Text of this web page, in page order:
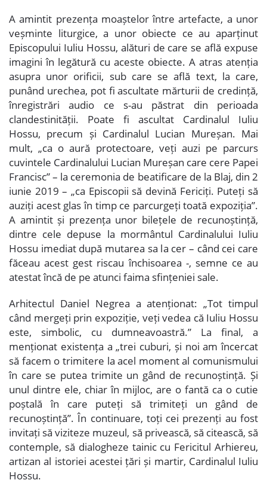
A amintit prezența moaștelor între artefacte, a unor
veșminte liturgice, a unor obiecte ce au aparținut
Episcopului Iuliu Hossu, alături de care se află expuse
imagini în legătură cu aceste obiecte. A atras atenția
asupra unor orificii, sub care se află text, la care,
punând urechea, pot fi ascultate mărturii de credință,
înregistrări audio ce s-au păstrat din perioada
clandestinității. Poate fi ascultat Cardinalul Iuliu
Hossu, precum și Cardinalul Lucian Mureșan. Mai
mult, „ca o aură protectoare, veți auzi pe parcurs
cuvintele Cardinalului Lucian Mureșan care cere Papei
Francisc” – la ceremonia de beatificare de la Blaj, din 2
iunie 2019 – „ca Episcopii să devină Fericiți. Puteți să
auziți acest glas în timp ce parcurgeți toată expoziția”.
A amintit și prezența unor bilețele de recunoștință,
dintre cele depuse la mormântul Cardinalului Iuliu
Hossu imediat după mutarea sa la cer – când cei care
făceau acest gest riscau închisoarea -, semne ce au
atestat încă de pe atunci faima sfințeniei sale.
Arhitectul Daniel Negrea a atenționat: „Tot timpul
când mergeți prin expoziție, veți vedea că Iuliu Hossu
este, simbolic, cu dumneavoastră.” La final, a
menționat existența a „trei cuburi, și noi am încercat
să facem o trimitere la acel moment al comunismului
în care se putea trimite un gând de recunoștință. Și
unul dintre ele, chiar în mijloc, are o fantă ca o cutie
poștală în care puteți să trimiteți un gând de
recunoștință”. În continuare, toți cei prezenți au fost
invitați să viziteze muzeul, să privească, să citească, să
contemple, să dialogheze tainic cu Fericitul Arhiereu,
artizan al istoriei acestei țări și martir, Cardinalul Iuliu
Hossu.